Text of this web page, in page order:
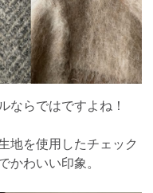
ならではですよね！
地を使用したチェック
かわいい印象。